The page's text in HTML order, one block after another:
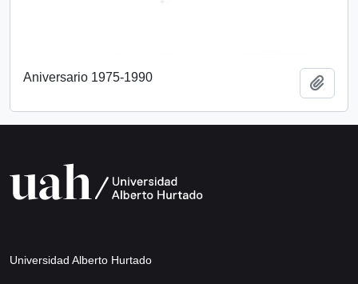
Aniversario 1975-1990
Universidad Alberto Hurtado